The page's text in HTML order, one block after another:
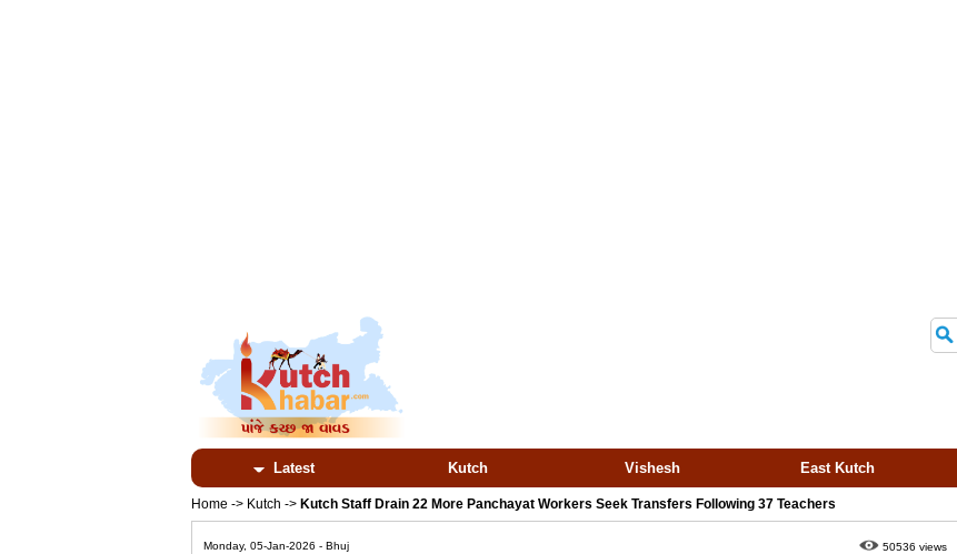
Latest Kutch Vishesh East Kutch
Home -> Kutch -> Kutch Staff Drain 22 More Panchayat Workers Seek Transfers Following 37 Teachers
Monday, 05-Jan-2026 - Bhuj 50536 views